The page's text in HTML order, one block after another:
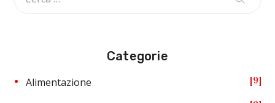
Categorie
Alimentazione 9